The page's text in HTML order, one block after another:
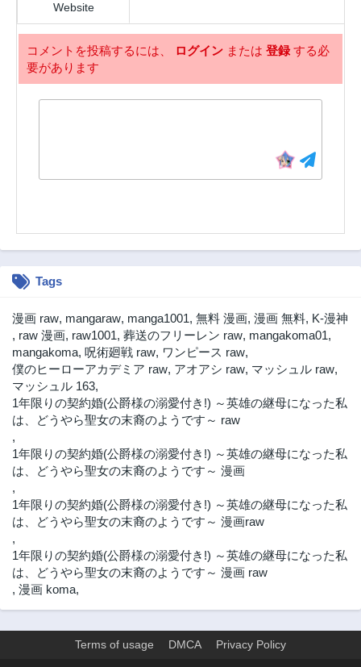
Website
コメントを投稿するには、 ログイン または 登録する必
要があります
Tags
漫画 raw, mangaraw, manga1001, 無料 漫画, 漫画 無料, K-漫神
, raw 漫画, raw1001, 葬送のフリーレン raw, mangakoma01,
mangakoma, 呪術廻戦 raw, ワンピース raw,
僕のヒーローアカデミア raw, アオアシ raw, マッシュル raw,
マッシュル 163,
1年限りの契約婚(公爵様の溺愛付き!) ～英雄の継母になった私
は、どうやら聖女の末裔のようです～ raw
,
1年限りの契約婚(公爵様の溺愛付き!) ～英雄の継母になった私
は、どうやら聖女の末裔のようです～ 漫画
,
1年限りの契約婚(公爵様の溺愛付き!) ～英雄の継母になった私
は、どうやら聖女の末裔のようです～ 漫画raw
,
1年限りの契約婚(公爵様の溺愛付き!) ～英雄の継母になった私
は、どうやら聖女の末裔のようです～ 漫画 raw
, 漫画 koma,
Terms of usage DMCA Privacy Policy